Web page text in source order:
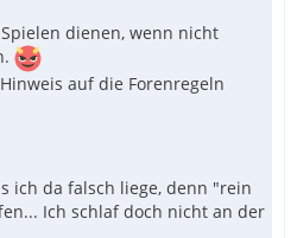
dienen, wenn nicht
auf die Forenregeln
ich da falsch liege, denn "rein
Ich schlaf doch nicht an der